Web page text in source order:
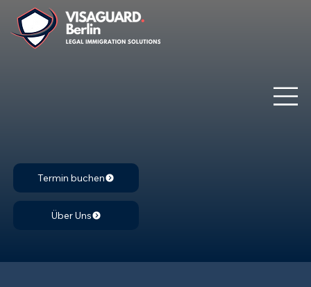
Termin buchen
Über Uns